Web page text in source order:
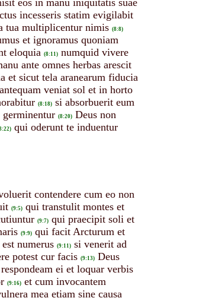
eos in manu iniquitatis suae
incesseris statim evigilabit
tua multiplicentur nimis (8:8)
et ignoramus quoniam
eloquia (8:11) numquid vivere
ante omnes herbas arescit
et sicut tela aranearum fiducia
veniat sol et in horto
(8:18) si absorbuerit eum
(8:20) Deus non
qui oderunt te induentur
contendere cum eo non
(9:5) qui transtulit montes et
(9:7) qui praecipit soli et
(9:9) qui facit Arcturum et
numerus (9:11) si venerit ad
potest cur facis (9:13) Deus
ei et loquar verbis
(9:16) et cum invocantem
mea etiam sine causa